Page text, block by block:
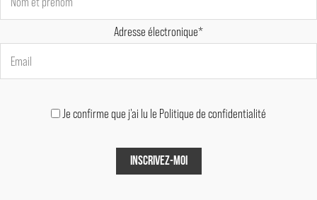
Adresse électronique*
Je confirme que j'ai lu le Politique de confidentialité